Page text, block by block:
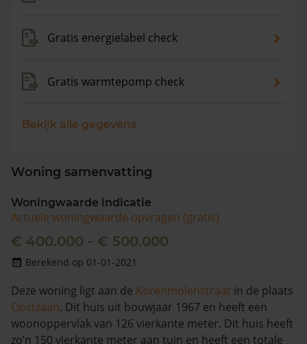
Gratis energielabel check
Gratis warmtepomp check
Bekijk alle gegevens
Woning samenvatting
Woningwaarde indicatie
Actuele woningwaarde opvragen (gratis)
€ 400.000 - € 500.000
Berekend op 01-01-2021
Deze woning ligt aan de Korenmolenstraat in de plaats
Oostzaan. Dit huis uit bouwjaar 1967 en heeft een
woonoppervlak van 126 vierkante meter. Dit huis heeft
zo’n 150 vierkante meter aan tuin en heeft een totale